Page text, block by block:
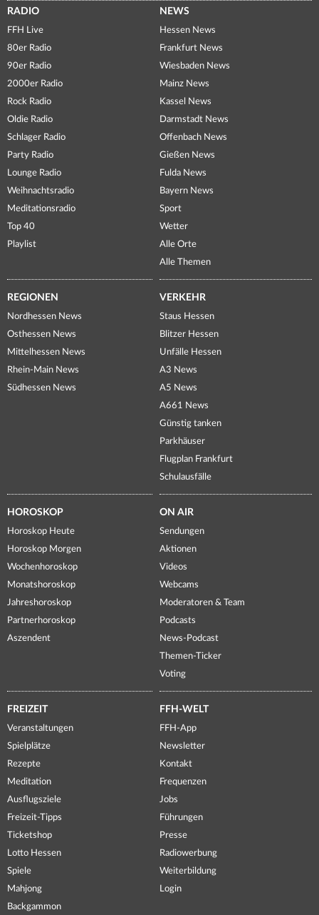
RADIO
FFH Live
80er Radio
90er Radio
2000er Radio
Rock Radio
Oldie Radio
Schlager Radio
Party Radio
Lounge Radio
Weihnachtsradio
Meditationsradio
Top 40
Playlist
NEWS
Hessen News
Frankfurt News
Wiesbaden News
Mainz News
Kassel News
Darmstadt News
Offenbach News
Gießen News
Fulda News
Bayern News
Sport
Wetter
Alle Orte
Alle Themen
REGIONEN
Nordhessen News
Osthessen News
Mittelhessen News
Rhein-Main News
Südhessen News
VERKEHR
Staus Hessen
Blitzer Hessen
Unfälle Hessen
A3 News
A5 News
A661 News
Günstig tanken
Parkhäuser
Flugplan Frankfurt
Schulausfälle
HOROSKOP
Horoskop Heute
Horoskop Morgen
Wochenhoroskop
Monatshoroskop
Jahreshoroskop
Partnerhoroskop
Aszendent
ON AIR
Sendungen
Aktionen
Videos
Webcams
Moderatoren & Team
Podcasts
News-Podcast
Themen-Ticker
Voting
FREIZEIT
Veranstaltungen
Spielplätze
Rezepte
Meditation
Ausflugsziele
Freizeit-Tipps
Ticketshop
Lotto Hessen
Spiele
Mahjong
Backgammon
FFH-WELT
FFH-App
Newsletter
Kontakt
Frequenzen
Jobs
Führungen
Presse
Radiowerbung
Weiterbildung
Login